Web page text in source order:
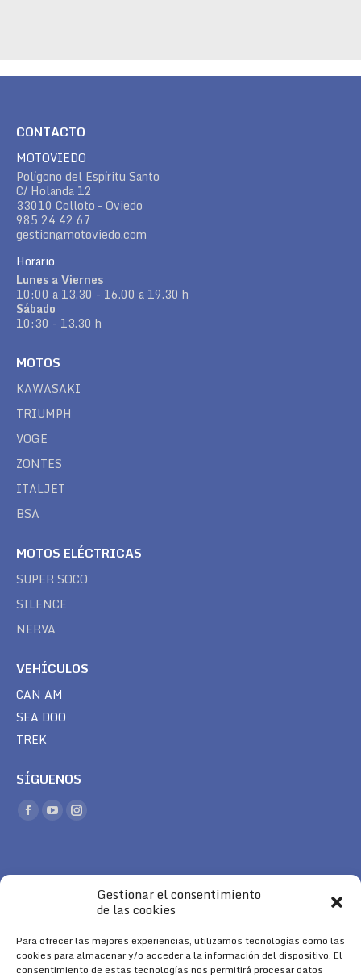
Gestionar el consentimiento
de las cookies
Para ofrecer las mejores experiencias, utilizamos tecnologías como las
cookies para almacenar y/o acceder a la información del dispositivo. El
consentimiento de estas tecnologías nos permitirá procesar datos
CONTACTO
MOTOVIEDO
Polígono del Espíritu Santo
C/ Holanda 12
33010 Colloto – Oviedo
985 24 42 67
gestion@motoviedo.com
Horario
Lunes a Viernes
10:00 a 13.30 - 16.00 a 19.30 h
Sábado
10:30 - 13.30 h
MOTOS
KAWASAKI
TRIUMPH
VOGE
ZONTES
ITALJET
BSA
MOTOS ELÉCTRICAS
SUPER SOCO
SILENCE
NERVA
VEHÍCULOS
CAN AM
SEA DOO
TREK
SÍGUENOS
Encuéntranos en:
Facebook
YouTubeInstagram
new
Aviso Legal|Política de Cookies|Diseño